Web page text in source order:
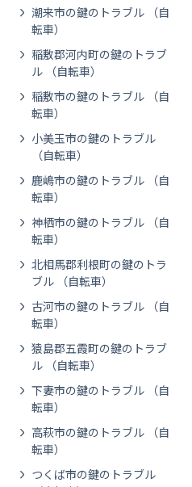
潮来市の鍵のトラブル （自
転車）
稲敷郡河内町の鍵のトラブ
ル （自転車）
稲敷市の鍵のトラブル （自
転車）
小美玉市の鍵のトラブル
（自転車）
鹿嶋市の鍵のトラブル （自
転車）
神栖市の鍵のトラブル （自
転車）
北相馬郡利根町の鍵のトラ
ブル （自転車）
古河市の鍵のトラブル （自
転車）
猿島郡五霞町の鍵のトラブ
ル （自転車）
下妻市の鍵のトラブル （自
転車）
高萩市の鍵のトラブル （自
転車）
つくば市の鍵のトラブル